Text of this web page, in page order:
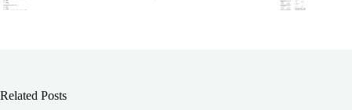
Related Posts